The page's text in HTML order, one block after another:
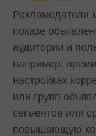
Рекламодатели
показе
аудитории и
например,
настройках
или групп
сегментов или
повышающую